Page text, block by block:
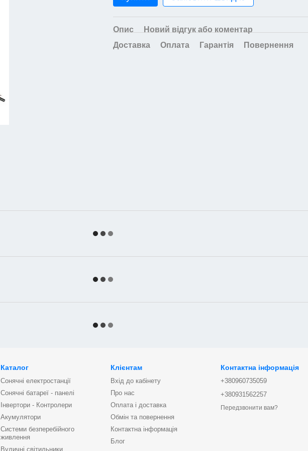
Опис
Новий відгук або коментар
Доставка
Оплата Гарантія Повернення
Каталог
Сонячні електростанції
Сонячні батареї - панелі
Інвертори - Контролери
Акумулятори
Системи безперебійного
живлення
Вуличні світильники
Клієнтам
Вхід до кабінету
Про нас
Оплата і доставка
Обмін та повернення
Контактна інформація
Блог
Контактна інформація
+380960735059
+380931562257
Передзвонити вам?